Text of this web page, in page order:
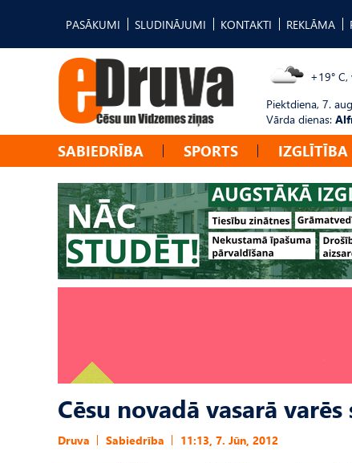
PASĀKUMI SLUDINĀJUMI KONTAKTI REKLĀMA
+19° C,
Piektdiena, 7.
Vārda dienas:
SABIEDRĪBA SPORTS IZGLĪTĪBA
Cēsu novadā vasarā
Druva Sabiedrība 11:13, 7. Jūn, 2012